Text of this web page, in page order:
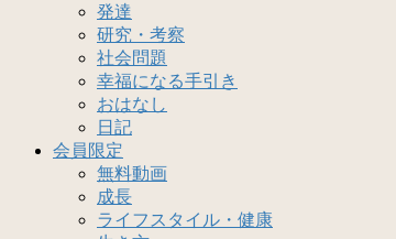
発達
研究・考察
社会問題
幸福になる手引き
おはなし
日記
会員限定
無料動画
成長
ライフスタイル・健康